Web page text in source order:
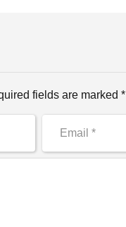
fields are marked *